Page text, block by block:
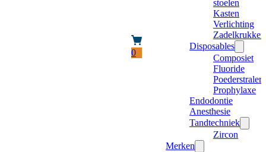
0
stoelen
Kasten
Verlichting
Zadelkrukken
Disposables
Composiet
Fluoride
Poederstraler
Prophylaxe
Endodontie
Anesthesie
Tandtechniek
Zircon
Merken